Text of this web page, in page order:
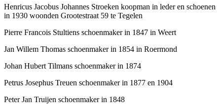
Henricus Jacobus Johannes Stroeken koopman in leder en schoenen
in 1930 woonden Grootestraat 59 te Tegelen
Pierre Francois Stultiens schoenmaker in 1847 in Weert
Jan Willem Thomas schoenmaker in 1854 in Roermond
Johan Hubert Tilmans schoenmaker in 1874
Petrus Josephus Treuen schoenmaker in 1877 en 1904
Peter Jan Truijen schoenmaker in 1848